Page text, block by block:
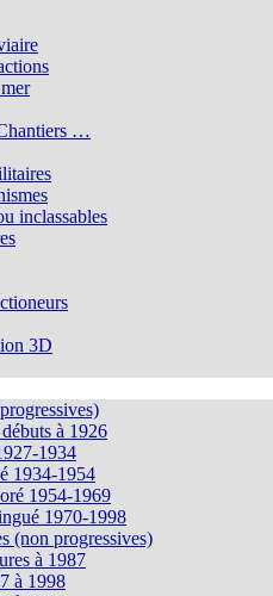
…
inclassables
3D
à 1926
1934
1934-1954
1954-1969
1970-1998
(non progressives)
à 1987
à 1998